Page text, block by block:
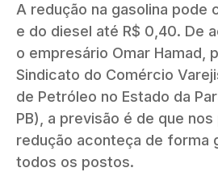
A redução na gasolina pode
e do diesel até R$ 0,40. De
o empresário Omar Hamad,
Sindicato do Comércio
de Petróleo no Estado da
PB), a previsão é de que
redução aconteça de forma
todos os postos.